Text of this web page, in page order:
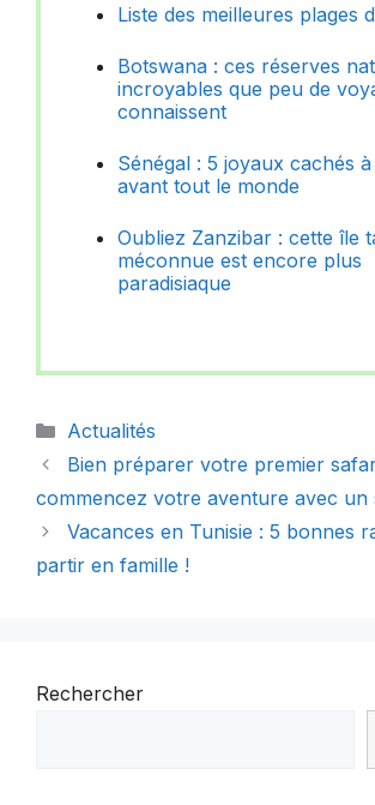
Liste des meilleures plages
Botswana : ces réserves
incroyables que peu de
connaissent
Sénégal : 5 joyaux cachés
avant tout le monde
Oubliez Zanzibar : cette île
méconnue est encore plus
paradisiaque
Catégories
Actualités
Bien préparer votre premier
commencez votre aventure avec un
Vacances en Tunisie : 5 bonnes
partir en famille !
Rechercher